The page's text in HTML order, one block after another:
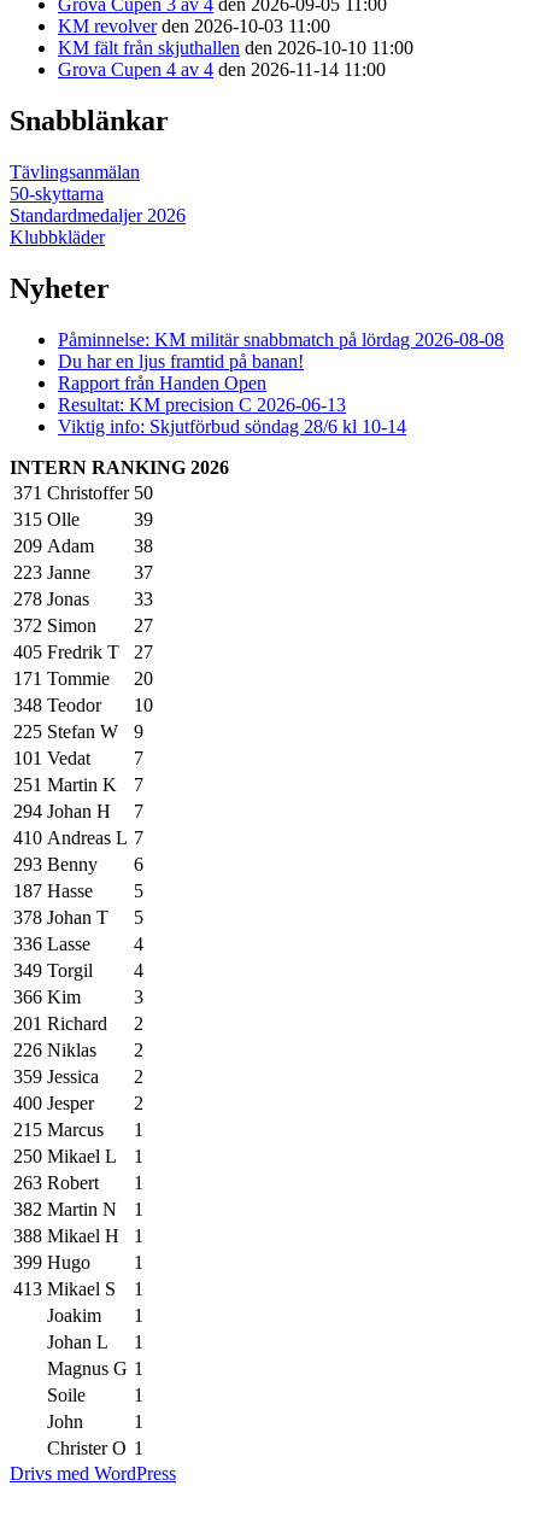
Grova Cupen 3 av 4 den 2026-09-05 11:00
KM revolverden 2026-10-03 11:00
KM fält från skjuthallen den 2026-10-10 11:00
Grova Cupen 4 av 4 den 2026-11-14 11:00
Snabblänkar
Tävlingsanmälan
50-skyttarna
Standardmedaljer 2026
Klubbkläder
Nyheter
Påminnelse: KM militär snabbmatch på lördag 2026-08-08
Du har en ljus framtid på banan!
Rapport från Handen Open
Resultat: KM precision C 2026-06-13
Viktig info: Skjutförbud söndag 28/6 kl 10-14
INTERN RANKING 2026
371 Christoffer 50
315 Olle
39
209 Adam
38
223 Janne
37
278 Jonas
33
372 Simon
27
405 Fredrik T
27
171 Tommie
20
348 Teodor
10
225 Stefan W
9
101 Vedat
7
251 Martin K
7
294 Johan H
7
410 Andreas L 7
293 Benny
6
187 Hasse
5
378 Johan T
5
336 Lasse
4
349 Torgil
4
366 Kim
3
201 Richard
2
226 Niklas
2
359 Jessica
2
400 Jesper
2
215 Marcus
1
250 Mikael L
1
263 Robert
1
382 Martin N
1
388 Mikael H
1
399 Hugo
1
413 Mikael S
1
Joakim
1
Johan L
1
Magnus G 1
Soile
1
John
1
Christer O 1
Drivs med WordPress